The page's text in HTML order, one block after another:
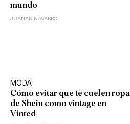
mundo
JUANAN NAVARRO
MODA
Cómo evitar que te cuelen ropa
de Shein como vintage en
Vinted